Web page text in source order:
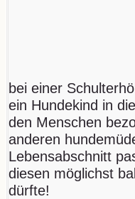
bei einer
ein Hundekind in
den Menschen
anderen
Lebensabschnitt
diesen möglichst
dürfte!